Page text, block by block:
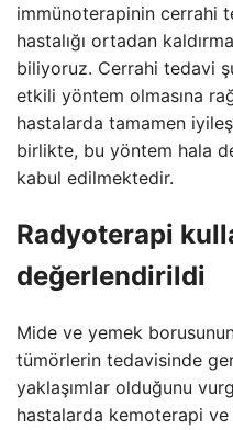
immünoterapinin cerrahi
hastalığı ortadan
biliyoruz. Cerrahi tedavi
etkili yöntem olmasına
hastalarda tamamen
birlikte, bu yöntem hala
kabul edilmektedir.
Radyoterapi
değerlendirildi
Mide ve yemek
tümörlerin tedavisinde
yaklaşımlar olduğunu
hastalarda kemoterapi